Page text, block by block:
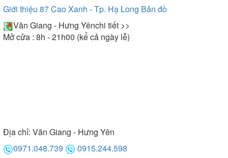
và quá áp, nếu nguồn điện của gia đình gặp vấn đề
thì bếp sẽ báo tín hiệu và tự động ngắt.
Giới thiệu 87 Cao Xanh - Tp. Hạ Long Bản đồ
Văn Giang - Hưng Yênchi tiết >>
Mở cửa : 8h - 21h00 (kể cả ngày lễ)
Địa chỉ: Văn Giang - Hưng Yên
0971.048.739
0915.244.598